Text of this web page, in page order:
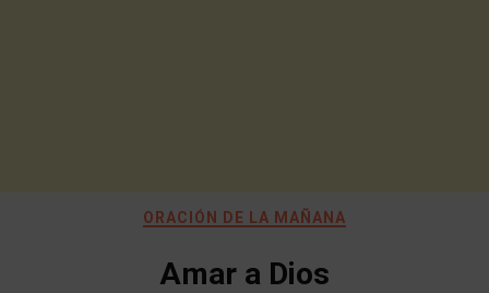
ORACIÓN DE LA MAÑANA
Amar a Dios